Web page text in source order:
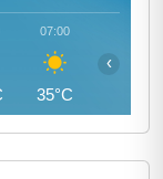
07:00
35°C
›